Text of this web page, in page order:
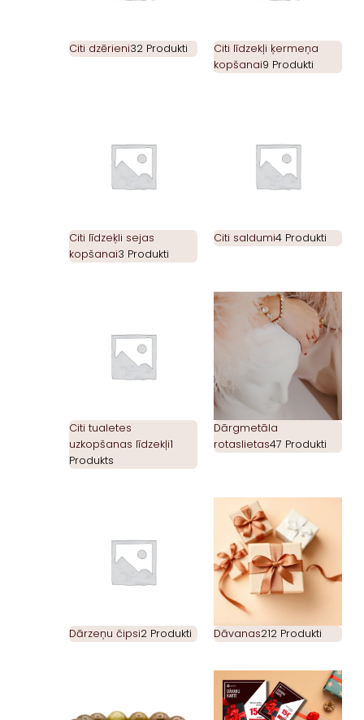
Citi dzērieni32 Produkti
Citi līdzekļi ķermeņa
kopšanai9 Produkti
Citi līdzeķli sejas
kopšanai3 Produkti
Citi saldumi4 Produkti
Citi tualetes
uzkopšanas līdzekļi1
Produkts
Dārgmetāla
rotaslietas47 Produkti
Dārzeņu čipsi2 Produkti Dāvanas212 Produkti